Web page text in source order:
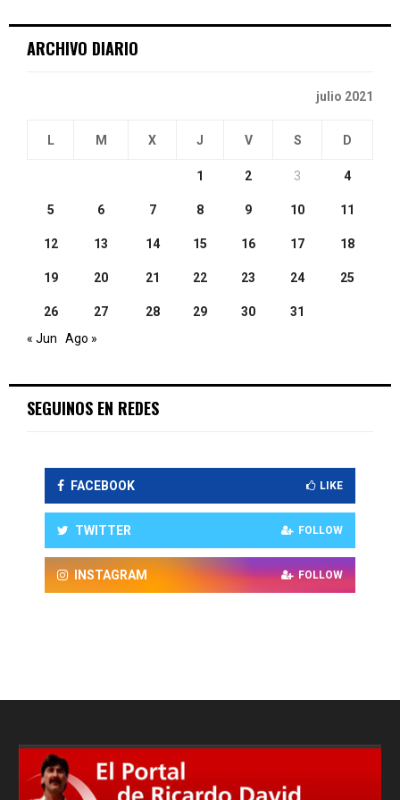
ARCHIVO DIARIO
julio 2021
L M X J V S D
1 2 3 4
5 6 7 8 9 10 11
12 13 14 15 16 17 18
19 20 21 22 23 24 25
26 27 28 29 30
31
« Jun
Ago »
SEGUINOS EN REDES
FACEBOOK LIKE
TWITTER FOLLOW
INSTAGRAM FOLLOW